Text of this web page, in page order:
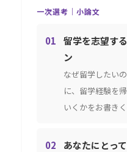
一次選考｜小論文
01
留学を志望す
ン
なぜ留学したい
に、留学経験を
いくかをお書きく
02 あなたにとっ